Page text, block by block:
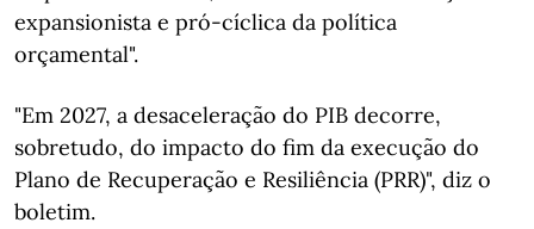
expansionista e pró-cíclica da política
orçamental".
"Em 2027, a desaceleração do PIB decorre,
sobretudo, do impacto do fim da execução do
Plano de Recuperação e Resiliência (PRR)", diz o
boletim.